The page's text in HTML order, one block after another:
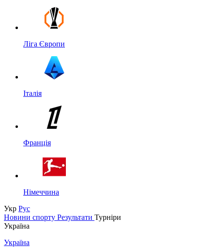
Ліга Європи
Італія
Франція
Німеччина
Укр Рус
Новини спорту Результати Турніри
Україна
Україна